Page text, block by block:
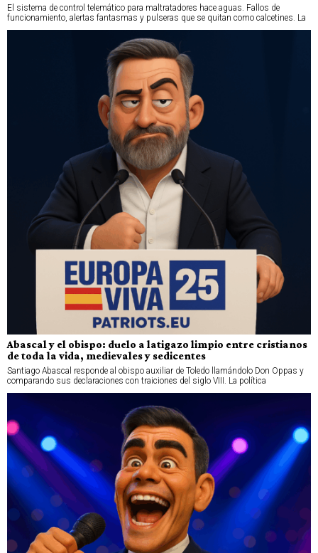
El sistema de control telemático para maltratadores hace aguas. Fallos de
funcionamiento, alertas fantasmas y pulseras que se quitan como calcetines. La
Abascal y el obispo: duelo a latigazo limpio entre cristianos
de toda la vida, medievales y sedicentes
Santiago Abascal responde al obispo auxiliar de Toledo llamándolo Don Oppas y
comparando sus declaraciones con traiciones del siglo VIII. La política